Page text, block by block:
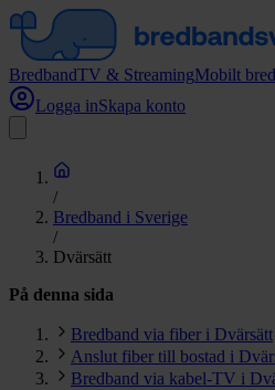
BredbandTV & StreamingMobilt
Logga inSkapa konto
/
Bredband i Sverige
/
Dvärsätt
På denna sida
Bredband via fiber i Dvärsätt
Anslut fiber till bostad i
Bredband via kabel-TV i